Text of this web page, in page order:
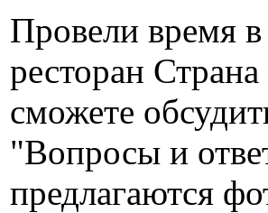
Провели время в
ресторан
сможете
"Вопросы и
предлагаются